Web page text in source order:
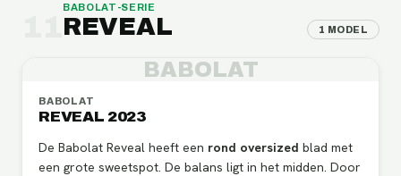
BABOLAT -SERIE
REVEAL 1 MODEL
BABOLAT
BABOLAT
REVEAL 2023
De Babolat Reveal heeft een rond oversized blad met
een grote sweetspot. De balans ligt in het midden. Door